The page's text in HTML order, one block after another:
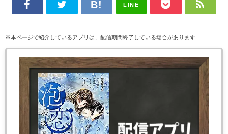
LINE
※本ページで紹介しているアプリは、配信期間終了している場合があります